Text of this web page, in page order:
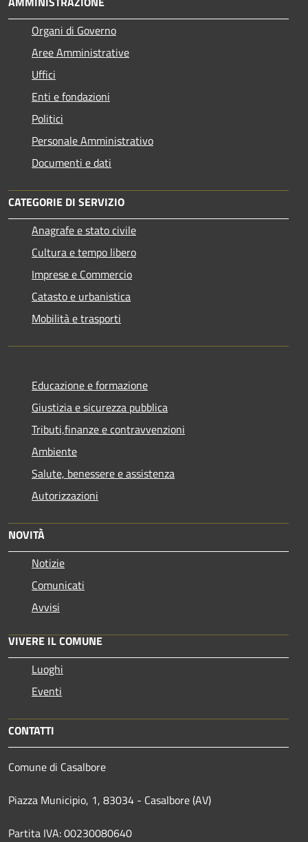
Organi di Governo
Aree Amministrative
Uffici
Enti e fondazioni
Politici
Personale Amministrativo
Documenti e dati
CATEGORIE DI SERVIZIO
Anagrafe e stato civile
Cultura e tempo libero
Imprese e Commercio
Catasto e urbanistica
Mobilità e trasporti
Educazione e formazione
Giustizia e sicurezza pubblica
Tributi,finanze e contravvenzioni
Ambiente
Salute, benessere e assistenza
Autorizzazioni
NOVITÀ
Notizie
Comunicati
Avvisi
VIVERE IL COMUNE
Luoghi
Eventi
CONTATTI
Comune di Casalbore
Piazza Municipio, 1, 83034 - Casalbore (AV)
Partita IVA: 00230080640